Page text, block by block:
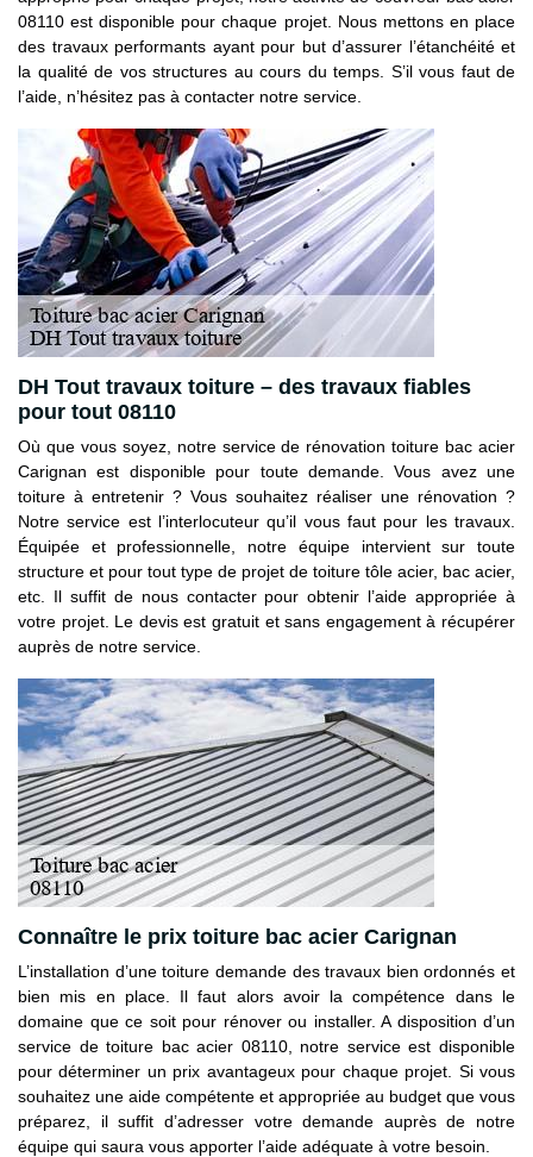
08110 est disponible pour chaque projet. Nous mettons en place
des travaux performants ayant pour but d’assurer l’étanchéité et
la qualité de vos structures au cours du temps. S’il vous faut de
l’aide, n’hésitez pas à contacter notre service.
DH Tout travaux toiture – des travaux fiables
pour tout 08110
Où que vous soyez, notre service de rénovation toiture bac acier
Carignan est disponible pour toute demande. Vous avez une
toiture à entretenir ? Vous souhaitez réaliser une rénovation ?
Notre service est l’interlocuteur qu’il vous faut pour les travaux.
Équipée et professionnelle, notre équipe intervient sur toute
structure et pour tout type de projet de toiture tôle acier, bac acier,
etc. Il suffit de nous contacter pour obtenir l’aide appropriée à
votre projet. Le devis est gratuit et sans engagement à récupérer
auprès de notre service.
Connaître le prix toiture bac acier Carignan
L’installation d’une toiture demande des travaux bien ordonnés et
bien mis en place. Il faut alors avoir la compétence dans le
domaine que ce soit pour rénover ou installer. A disposition d’un
service de toiture bac acier 08110, notre service est disponible
pour déterminer un prix avantageux pour chaque projet. Si vous
souhaitez une aide compétente et appropriée au budget que vous
préparez, il suffit d’adresser votre demande auprès de notre
équipe qui saura vous apporter l’aide adéquate à votre besoin.